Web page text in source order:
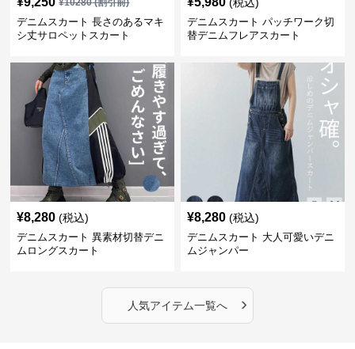
¥10280(割引前)
デニムスカート 長さのあるマキ
シ丈サロペットスカート
デニムスカート パッチワーク切
替デニムフレアスカート
¥8,280 (税込)
デニムスカート 異素材切替デニ
ムロングスカート
¥8,280 (税込)
デニムスカート 大人可愛いデニ
ムジャンパー
人気アイテム一覧へ ›